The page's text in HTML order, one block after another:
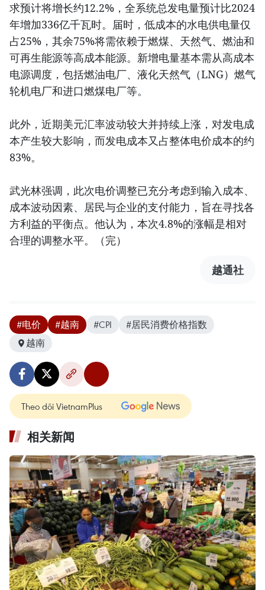
求预计将增长约12.2%，全系统总发电量预计比2024
年增加336亿千瓦时。届时，低成本的水电供电量仅
占25%，其余75%将需依赖于燃煤、天然气、燃油和
可再生能源等高成本能源。新增电量基本需从高成本
电源调度，包括燃油电厂、液化天然气（LNG）燃气
轮机电厂和进口燃煤电厂等。
此外，近期美元汇率波动较大并持续上涨，对发电成
本产生较大影响，而发电成本又占整体电价成本的约
83%。
武光林强调，此次电价调整已充分考虑到输入成本、
成本波动因素、居民与企业的支付能力，旨在寻找各
方利益的平衡点。他认为，本次4.8%的涨幅是相对
合理的调整水平。（完）
越通社
#电价 #越南 #CPI
#居民消费价格指数
越南
Theo dõi VietnamPlus
相关新闻